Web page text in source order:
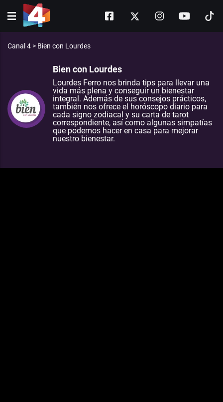
Canal 4 > Bien con Lourdes
Bien con Lourdes
Lourdes Ferro nos brinda tips para llevar una
vida más plena y conseguir un bienestar
integral. Además de sus consejos prácticos,
también nos ofrece el horóscopo diario para
cada signo zodiacal y su carta de tarot
correspondiente, así como algunas simpatías
que podemos hacer en casa para mejorar
nuestro bienestar.